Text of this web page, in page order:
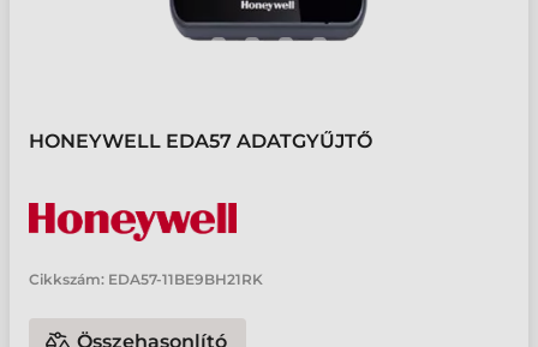
HONEYWELL EDA57 ADATGYŰJTŐ
Cikkszám: EDA57-11BE9BH21RK
Összehasonlító